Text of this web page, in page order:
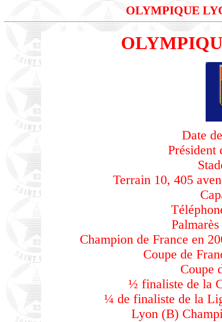
OLYMPIQUE
Date
Président
Terrain 10, 405
Champion de France en
Coupe de
Coupe
½ finaliste de la
¼ de finaliste de la
Lyon (B)